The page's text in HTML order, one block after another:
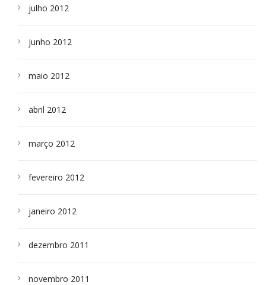
julho 2012
junho 2012
maio 2012
abril 2012
março 2012
fevereiro 2012
janeiro 2012
dezembro 2011
novembro 2011